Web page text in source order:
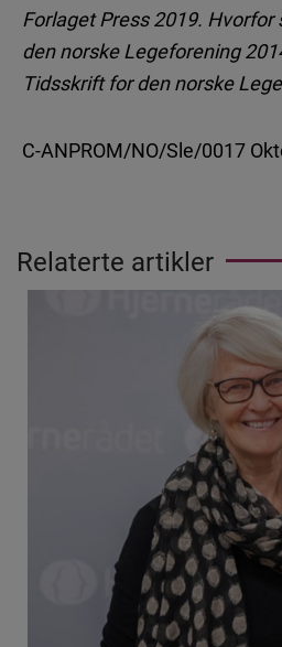
Forlaget Press 2019.
den norske Legeforening
Tidsskrift for den norske
C-ANPROM/NO/Sle/0017
Relaterte artikler